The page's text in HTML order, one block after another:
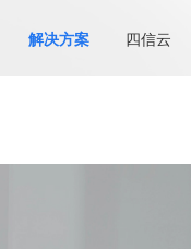
解决方案 四信云